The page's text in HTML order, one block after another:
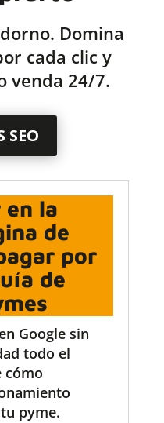
Domina
cada clic y
venda 24/7.
SEO
en la
de
por
de
Google sin
todo el
cómo
pyme.